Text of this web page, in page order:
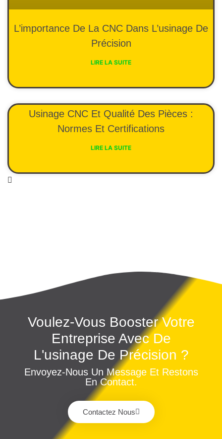
L’importance De La CNC Dans L’usinage De
Précision
LIRE LA SUITE
Usinage CNC Et Qualité Des Pièces :
Normes Et Certifications
LIRE LA SUITE
Voulez-Vous Booster Votre
Entreprise Avec De
L'usinage De Précision ?
Envoyez-Nous Un Message Et Restons
En Contact.
Contactez Nous